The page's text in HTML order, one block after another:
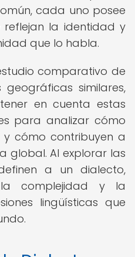
cada uno posee
reflejan la identidad y
que lo habla.
comparativo de
similares,
en cuenta estas
para analizar cómo
cómo contribuyen a
global. Al explorar las
a un dialecto,
complejidad y la
lingüísticas que